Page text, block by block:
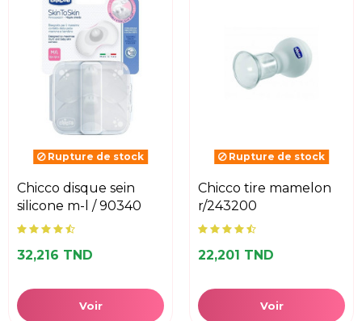
Rupture de stock
chicco disque sein
silicone m-l / 90340
32,216 TND
Voir
Rupture de stock
chicco tire mamelon
r/243200
22,201 TND
Voir